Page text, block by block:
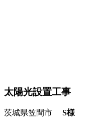
太陽光設置工事
茨城県笠間市 S様